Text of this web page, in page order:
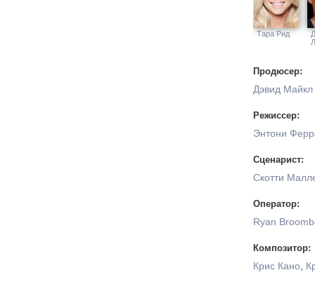
Тара Рид
Продюсер:
Дэвид Майкл
Режиссер:
Энтони
Сценарист:
Скотти
Оператор:
Ryan
Композитор:
Крис Кано,